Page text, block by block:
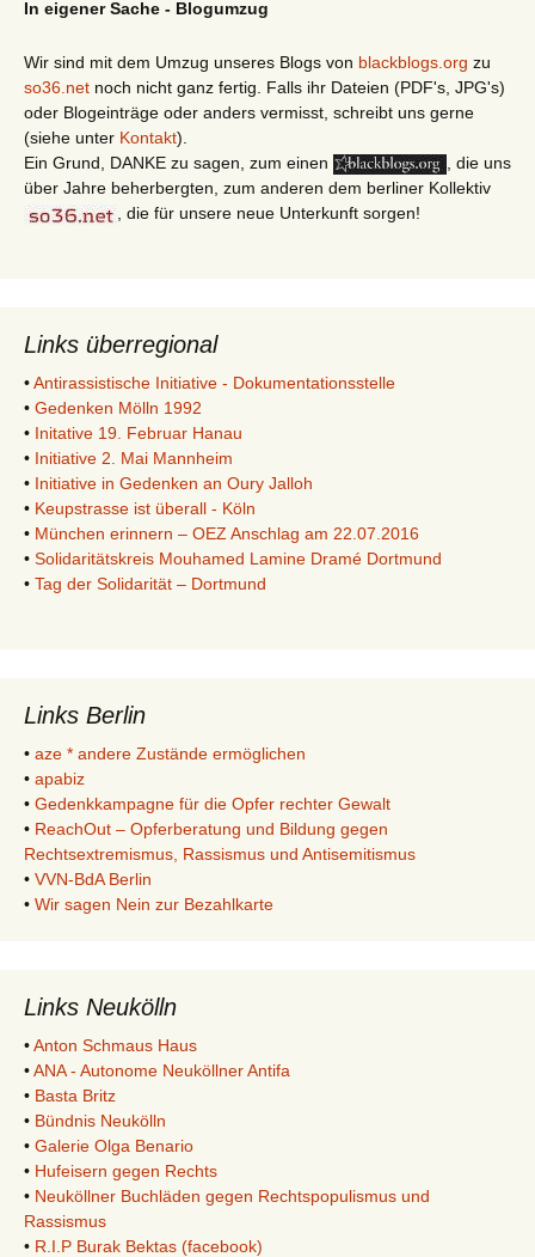
In eigener Sache - Blogumzug
Wir sind mit dem Umzug unseres Blogs von blackblogs.org zu
so36.net noch nicht ganz fertig. Falls ihr Dateien (PDF's, JPG's)
oder Blogeinträge oder anders vermisst, schreibt uns gerne
(siehe unter Kontakt).
Ein Grund, DANKE zu sagen, zum einen
, die uns
über Jahre beherbergten, zum anderen dem berliner Kollektiv
, die für unsere neue Unterkunft sorgen!
Links überregional
•Antirassistische Initiative - Dokumentationsstelle
• Gedenken Mölln 1992
• Initative 19. Februar Hanau
• Initiative 2. Mai Mannheim
• Initiative in Gedenken an Oury Jalloh
• Keupstrasse ist überall - Köln
• München erinnern – OEZ Anschlag am 22.07.2016
• Solidaritätskreis Mouhamed Lamine Dramé Dortmund
• Tag der Solidarität – Dortmund
Links Berlin
• aze * andere Zustände ermöglichen
• apabiz
• Gedenkkampagne für die Opfer rechter Gewalt
• ReachOut – Opferberatung und Bildung gegen
Rechtsextremismus, Rassismus und Antisemitismus
• VVN-BdA Berlin
• Wir sagen Nein zur Bezahlkarte
Links Neukölln
•Anton Schmaus Haus
•ANA - Autonome Neuköllner Antifa
• Basta Britz
• Bündnis Neukölln
• Galerie Olga Benario
• Hufeisern gegen Rechts
• Neuköllner Buchläden gegen Rechtspopulismus und
Rassismus
• R.I.P Burak Bektas (facebook)